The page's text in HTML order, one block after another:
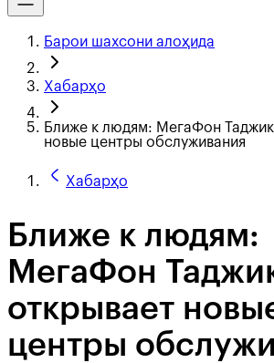
Барои шахсони алоҳида
Хабарҳо
Ближе к людям: МегаФон
новые центры обслуживания
Хабарҳо
Ближе к людям:
МегаФон
открывает
центры